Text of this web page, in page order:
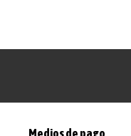
Medios de pago